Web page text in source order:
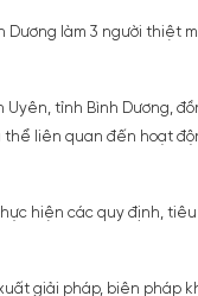
làm 3 người thiệt
tỉnh Bình Dương,
thể liên quan đến hoạt
hiện các quy định,
giải pháp, biện pháp